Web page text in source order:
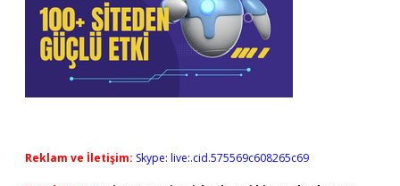
Reklam ve İletişim: Skype: live:.cid.575569c608265c69